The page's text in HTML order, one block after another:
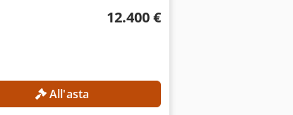
12.400 €
All'asta